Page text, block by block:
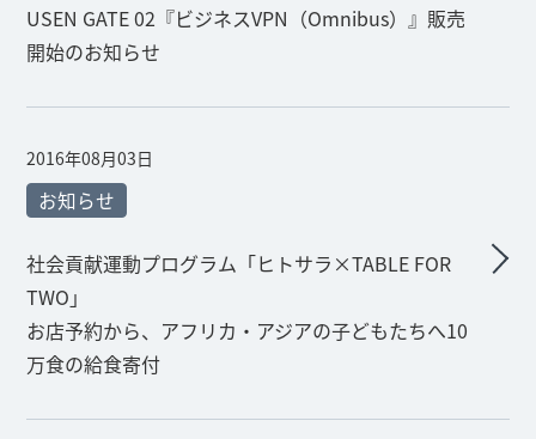
USEN GATE 02『ビジネスVPN（Omnibus）』販売
開始のお知らせ
2016年08月03日
お知らせ
社会貢献運動プログラム「ヒトサラ×TABLE FOR
TWO」
お店予約から、アフリカ・アジアの子どもたちへ10
万食の給食寄付